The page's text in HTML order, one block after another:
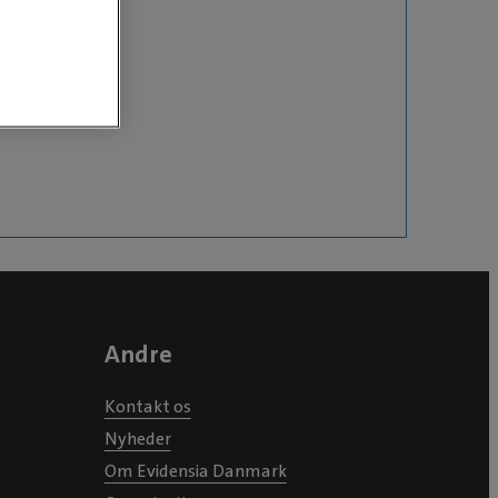
Andre
Kontakt os
Nyheder
Om Evidensia Danmark